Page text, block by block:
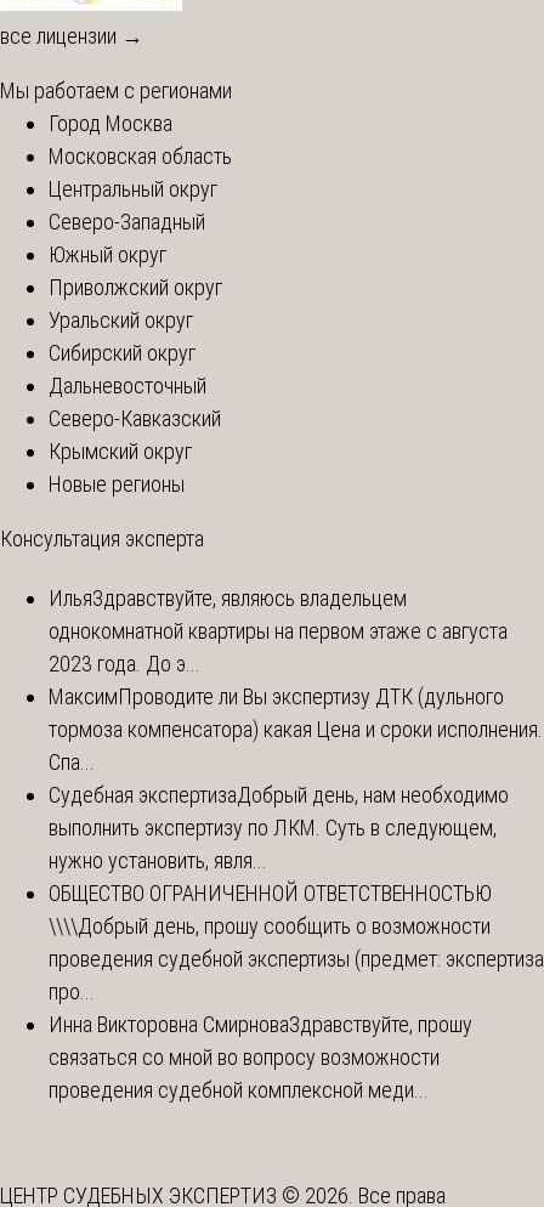
все лицензии →
Мы работаем с регионами
Город Москва
Московская область
Центральный округ
Северо-Западный
Южный округ
Приволжский округ
Уральский округ
Сибирский округ
Дальневосточный
Северо-Кавказский
Крымский округ
Новые регионы
Консультация эксперта
ИльяЗдравствуйте, являюсь владельцем
однокомнатной квартиры на первом этаже с августа
2023 года. До э...
МаксимПроводите ли Вы экспертизу ДТК (дульного
тормоза компенсатора) какая Цена и сроки исполнения.
Спа...
Судебная экспертизаДобрый день, нам необходимо
выполнить экспертизу по ЛКМ. Суть в следующем,
нужно установить, явля...
ОБЩЕСТВО ОГРАНИЧЕННОЙ ОТВЕТСТВЕННОСТЬЮ
\\\\Добрый день, прошу сообщить о возможности
проведения судебной экспертизы (предмет: экспертиза
про...
Инна Викторовна СмирноваЗдравствуйте, прошу
связаться со мной во вопросу возможности
проведения судебной комплексной меди...
ЦЕНТР СУДЕБНЫХ ЭКСПЕРТИЗ © 2026. Все права